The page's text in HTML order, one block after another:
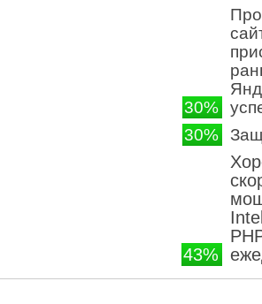
30%
30%
43%